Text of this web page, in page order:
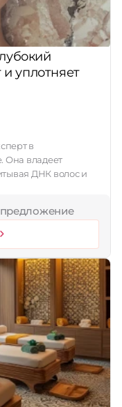
уплотняет
в
Она владеет
ДНК волос и